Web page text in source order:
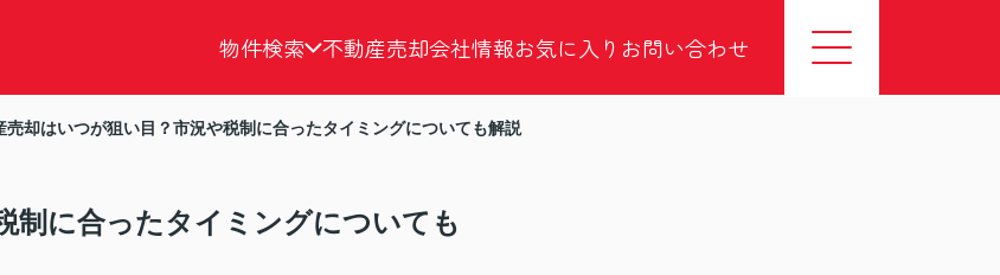
物件検索 不動産売却会社情報お気に入り お問い合わせ
売却はいつが狙い目？市況や税制に合ったタイミングについても解説
制に合ったタイミングについても